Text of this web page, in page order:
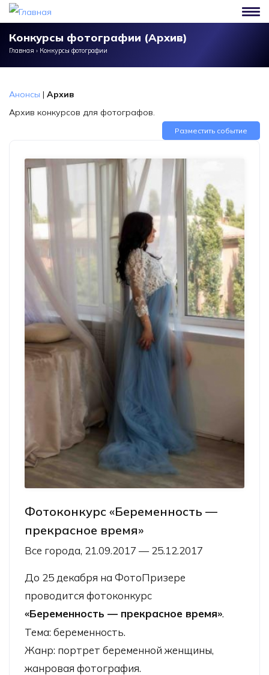
Перейти к основному содержанию
Конкурсы фотографии (Архив)
Главная › Конкурсы фотографии
Анонсы | Архив
Архив конкурсов для фотографов.
Разместить событие
Фотоконкурс «Беременность —
прекрасное время»
Все города, 21.09.2017 — 25.12.2017
До 25 декабря на ФотоПризере
проводится фотоконкурс
«Беременность — прекрасное время».
Тема: беременность.
Жанр: портрет беременной женщины,
жанровая фотография.